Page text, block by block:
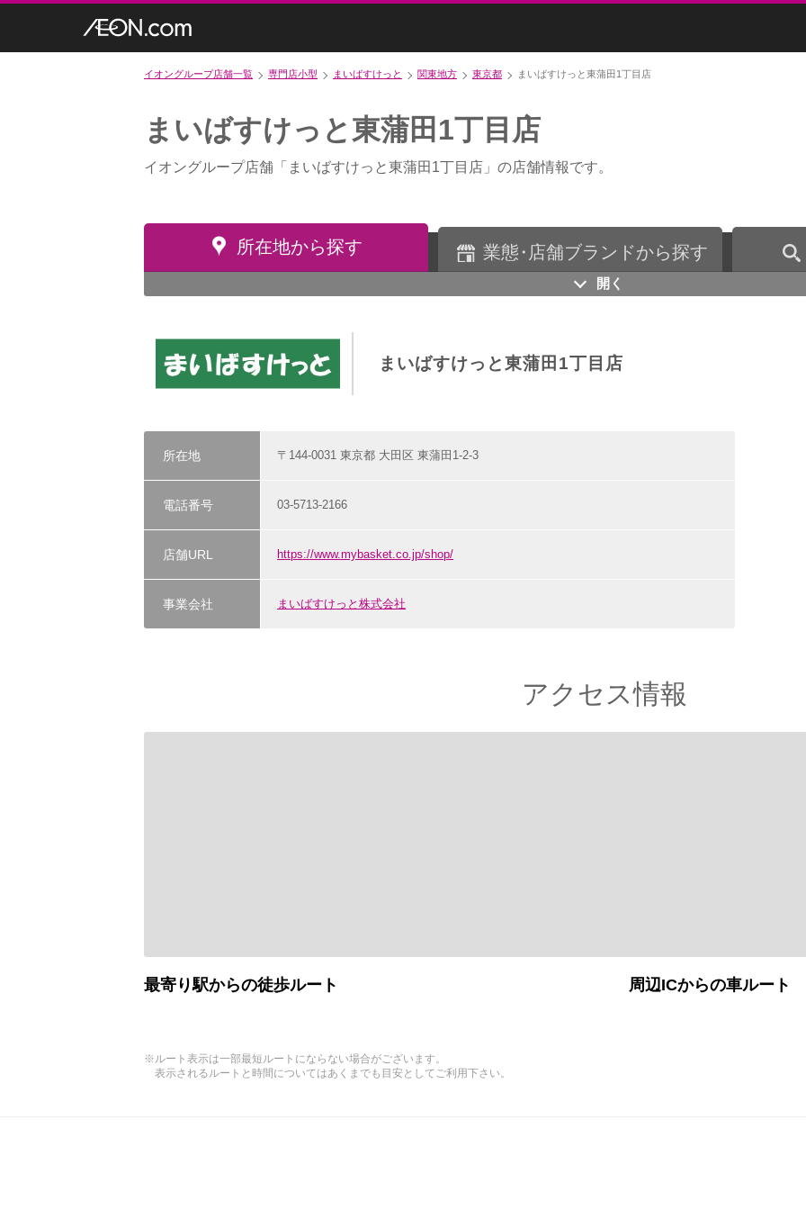
イオングループ店舗一覧 専門店小型 まいばすけっと 関東地方 東京都 まいばすけっと東蒲田1丁目店
まいばすけっと東蒲田1丁目店
イオングループ店舗「まいばすけっと東蒲田1丁目店」の店舗情報です。
所在地から探す 業態・ 店舗ブランドから探す
開く
まいばすけっと東蒲田1丁目店
所在地 〒144-0031 東京都 大田区 東蒲田1-2-3
電話番号 03-5713-2166
店舗URL https://www.mybasket.co.jp/shop/
事業会社 まいばすけっと株式会社
アクセス情報
最寄り駅からの徒歩ルート 周辺ICからの車ルート
※ルート表示は一部最短ルートにならない場合がございます。
表示されるルートと時間についてはあくまでも目安としてご利用下さい。